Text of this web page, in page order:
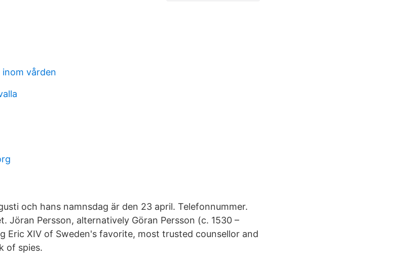
vården
och hans namnsdag är den 23 april. Telefonnummer.
Jöran Persson, alternatively Göran Persson (c. 1530 –
Eric XIV of Sweden's favorite, most trusted counsellor and
of spies.